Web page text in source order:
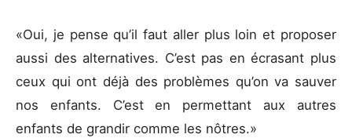
«Oui, je pense qu’il faut aller plus loin et proposer
aussi des alternatives. C’est pas en écrasant plus
ceux qui ont déjà des problèmes qu’on va sauver
nos enfants. C’est en permettant aux autres
enfants de grandir comme les nôtres.»